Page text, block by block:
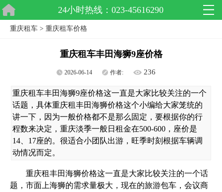
24小时热线：023-45616290
重庆租车 > 重庆租车价格
重庆租车丰田海狮9座价格
2026-06-14 作者: 236
重庆租车丰田海狮9座价格这一直是大家比较关注的一个
话题，具体重庆租丰田海狮价格这个小编给大家笼统的
讲一下，因为一般价格都不是那么固定，要根据你的行
程数来决定，重庆淡季一般日租金在500-600，座价是
14、17座的。很适合小团队出游，旺季时刻根据车辆调
动情况而定。
重庆租丰田海狮价格这一直是大家比较关注的一个话
题，市面上海狮的需求量极大，现在的旅游包车，会议商